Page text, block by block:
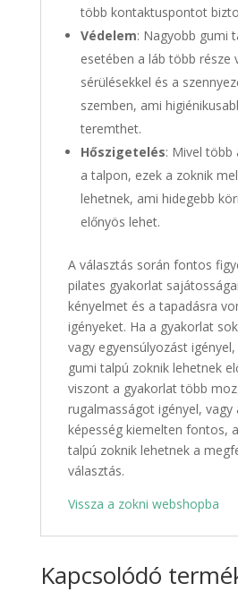
több kontaktuspontot
Védelem: Nagyobb gumi
esetében a láb több része
sérülésekkel és a
szemben, ami
teremthet.
Hőszigetelés: Mivel több
a talpon, ezek a zoknik
lehetnek, ami hidegebb
előnyös lehet.
A választás során fontos
pilates gyakorlat
kényelmet és a tapadásra
igényeket. Ha a gyakorlat
vagy egyensúlyozást
gumi talpú zoknik lehetnek
viszont a gyakorlat több
rugalmasságot igényel, vagy
képesség kiemelten fontos,
talpú zoknik lehetnek a
választás.
Vissza a zokni webshopba
Kapcsolódó